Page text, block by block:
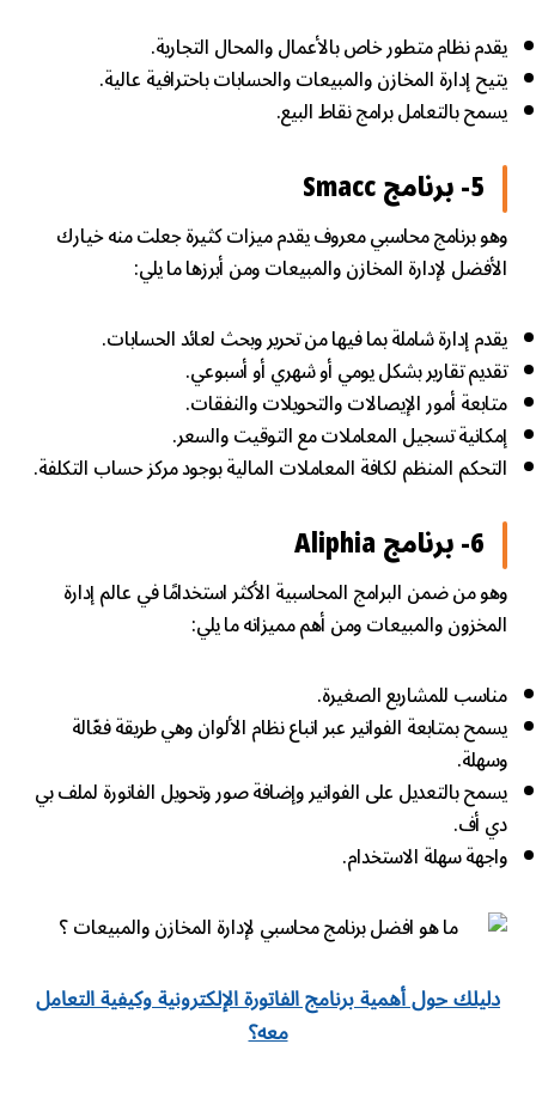
يقدم نظام متطور خاص بالأعمال والمحال التجارية.
يتيح إدارة المخازن والمبيعات والحسابات باحترافية عالية.
يسمح بالتعامل برامج نقاط البيع.
5- برنامج Smacc
وهو برنامج محاسبي معروف يقدم ميزات كثيرة جعلت منه خيارك
الأفضل لإدارة المخازن والمبيعات ومن أبرزها ما يلي:
يقدم إدارة شاملة بما فيها من تحرير وبحث لعائد الحسابات.
تقديم تقارير بشكل يومي أو شهري أو أسبوعي.
متابعة أمور الإيصالات والتحويلات والنفقات.
إمكانية تسجيل المعاملات مع التوقيت والسعر.
التحكم المنظم لكافة المعاملات المالية بوجود مركز حساب التكلفة.
6- برنامج Aliphia
وهو من ضمن البرامج المحاسبية الأكثر استخدامًا في عالم إدارة
المخزون والمبيعات ومن أهم مميزاته ما يلي:
مناسب للمشاريع الصغيرة.
يسمح بمتابعة الفواتير عبر اتباع نظام الألوان وهي طريقة فعّالة
وسهلة.
يسمح بالتعديل على الفواتير وإضافة صور وتحويل الفاتورة لملف بي
دي أف.
واجهة سهلة الاستخدام.
دليلك حول أهمية برنامج الفاتورة الإلكترونية وكيفية التعامل
معه؟